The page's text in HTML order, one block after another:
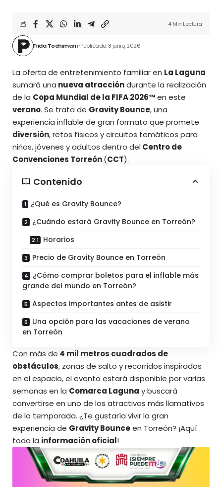
Frida Tochimani Publicado: 8 junio, 2026
4 Min Lectura
La oferta de entretenimiento familiar en La Laguna
sumará una nueva atraccióndurante la realización
de la Copa Mundial de la FIFA 2026™en este
verano. Se trata de Gravity Bounce, una
experiencia inflable de gran formato que promete
diversión, retos físicos y circuitos temáticos para
niños, jóvenes y adultos dentro delCentro de
Convenciones Torreón(CCT).
Contenido
¿Qué es Gravity Bounce?
¿Cuándo estará Gravity Bounce en Torreón?
Horarios
Precio de Gravity Bounce en Torreón
¿Cómo comprar boletos para el inflable más
grande del mundo en Torreón?
Aspectos importantes antes de asistir
Una opción para las vacaciones de verano
en Torreón
Con más de 4 mil metros cuadrados de
obstáculos, zonas de salto y recorridos inspirados
en el espacio, el evento estará disponible por varias
semanas en la Comarca Laguna y buscará
convertirse en uno de los atractivos más llamativos
de la temporada. ¿Te gustaría vivir la gran
experiencia de Gravity Bounceen Torreón? ¡Aquí
toda la información oficial!